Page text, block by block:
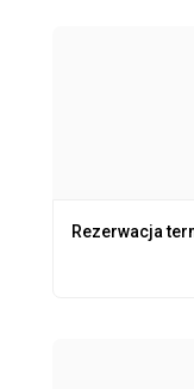
Rezerwacja